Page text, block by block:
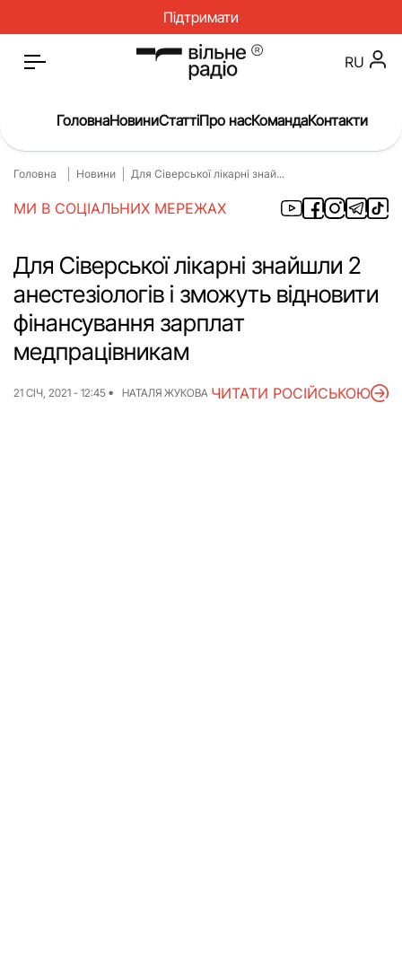
Підтримати
Головна
Новини
Окупація
Про нас
Війна
Гроші
Освіта
Інструкції
Медицина
ЖКГ
Культура
Інтерв’ю
RU
ГоловнаНовиниСтаттіПро насКомандаКонтакти
Головна Новини Для Сіверської лікарні знай...
МИ В СОЦІАЛЬНИХ МЕРЕЖАХ
Для Сіверської лікарні знайшли 2
анестезіологів і зможуть відновити
фінансування зарплат
медпрацівникам
21 СІЧ, 2021 - 12:45 НАТАЛЯ ЖУКОВА ЧИТАТИ РОСІЙСЬКОЮ